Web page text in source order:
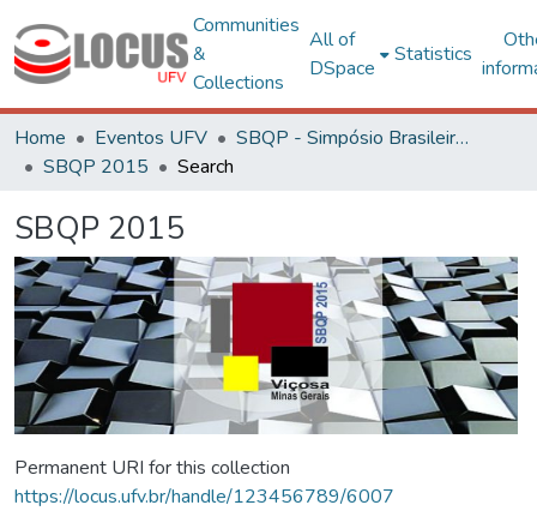
Communities
&
Collections
All of
DSpace
Statistics
Home Eventos UFV
SBQP - Simpósio Brasileiro de Qualidade do Projeto no Ambiente Construído
SBQP 2015
Search
SBQP 2015
Permanent URI for this collection
https://locus.ufv.br/handle/123456789/6007